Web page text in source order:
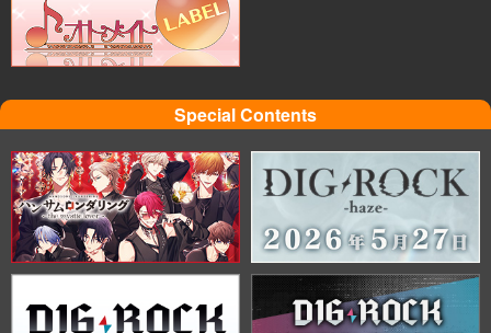
Special Contents